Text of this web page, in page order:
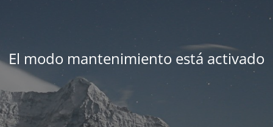
El modo mantenimiento está activado